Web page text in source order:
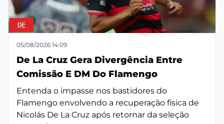
DE
05/08/2026 14:09
De La Cruz Gera Divergência Entre
Comissão E DM Do Flamengo
Entenda o impasse nos bastidores do
Flamengo envolvendo a recuperação física de
Nicolás De La Cruz após retornar da seleção